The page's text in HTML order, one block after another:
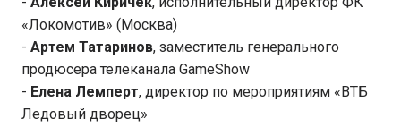
«Локомотив» (Москва)
- Артем Татаринов, заместитель генерального
продюсера телеканала GameShow
- Елена Лемперт, директор по мероприятиям «ВТБ
Ледовый дворец»